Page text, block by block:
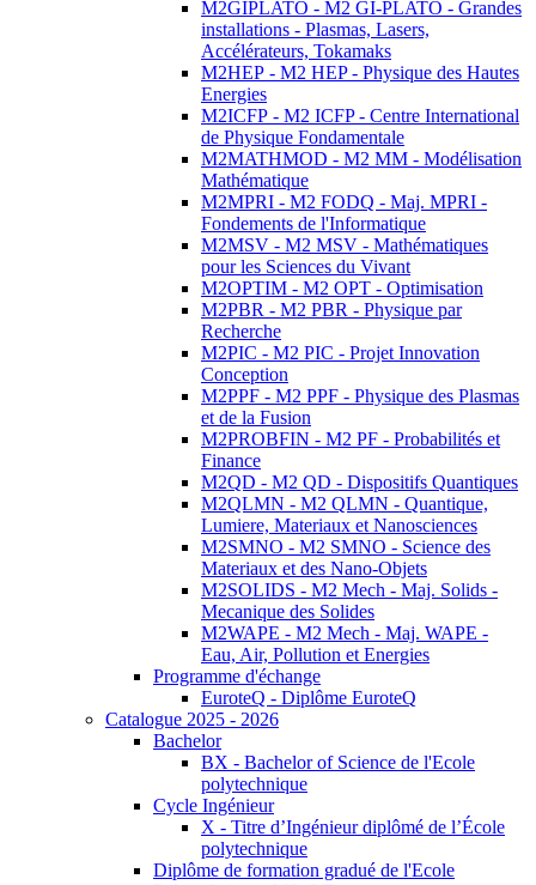
M2GIPLATO - M2 GI-PLATO - Grandes
installations - Plasmas, Lasers,
Accélérateurs, Tokamaks
M2HEP - M2 HEP - Physique des Hautes
Energies
M2ICFP - M2 ICFP - Centre International
de Physique Fondamentale
M2MATHMOD - M2 MM - Modélisation
Mathématique
M2MPRI - M2 FODQ - Maj. MPRI -
Fondements de l'Informatique
M2MSV - M2 MSV - Mathématiques
pour les Sciences du Vivant
M2OPTIM - M2 OPT - Optimisation
M2PBR - M2 PBR - Physique par
Recherche
M2PIC - M2 PIC - Projet Innovation
Conception
M2PPF - M2 PPF - Physique des Plasmas
et de la Fusion
M2PROBFIN - M2 PF - Probabilités et
Finance
M2QD - M2 QD - Dispositifs Quantiques
M2QLMN - M2 QLMN - Quantique,
Lumiere, Materiaux et Nanosciences
M2SMNO - M2 SMNO - Science des
Materiaux et des Nano-Objets
M2SOLIDS - M2 Mech - Maj. Solids -
Mecanique des Solides
M2WAPE - M2 Mech - Maj. WAPE -
Eau, Air, Pollution et Energies
Programme d'échange
EuroteQ - Diplôme EuroteQ
Catalogue 2025 - 2026
Bachelor
BX - Bachelor of Science de l'Ecole
polytechnique
Cycle Ingénieur
X - Titre d’Ingénieur diplômé de l’École
polytechnique
Diplôme de formation gradué de l'Ecole